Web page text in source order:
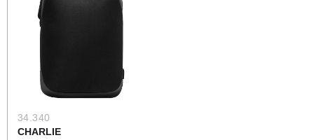
34.340
CHARLIE